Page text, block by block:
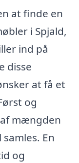
at finde en
i Spjald,
ind på
disse
at få et
og
mængden
En
og